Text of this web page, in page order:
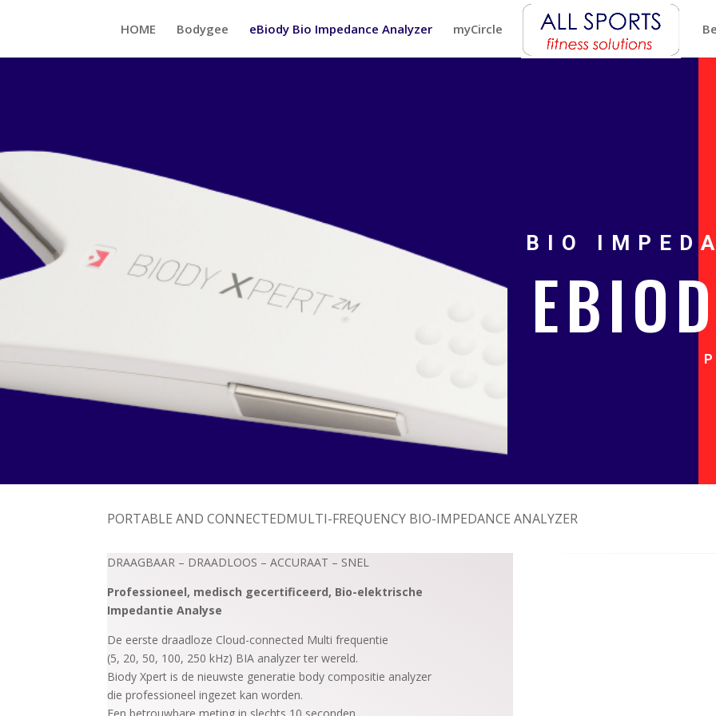
HOME Bodygee eBiody Bio Impedance Analyzer myCircle
BIO
PORTABLE AND CONNECTEDMULTI-FREQUENCY BIO-IMPEDANCE ANALYZER
DRAAGBAAR – DRAADLOOS – ACCURAAT – SNEL
Professioneel, medisch gecertificeerd, Bio-elektrische
Impedantie Analyse
De eerste draadloze Cloud-connected Multi frequentie
(5, 20, 50, 100, 250 kHz) BIA analyzer ter wereld.
Biody Xpert is de nieuwste generatie body compositie analyzer
die professioneel ingezet kan worden.